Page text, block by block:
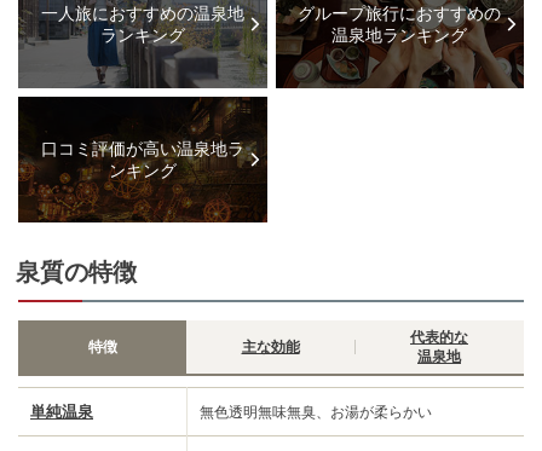
一人旅におすすめの温泉地
ランキング
グループ旅行におすすめの
温泉地ランキング
口コミ評価が高い温泉地ラ
ンキング
泉質の特徴
特徴 主な効能
代表的な
温泉地
単純温泉 無色透明無味無臭、お湯が柔らかい